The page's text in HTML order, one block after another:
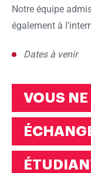
Notre équipe
également à
Dates à venir
VOUS